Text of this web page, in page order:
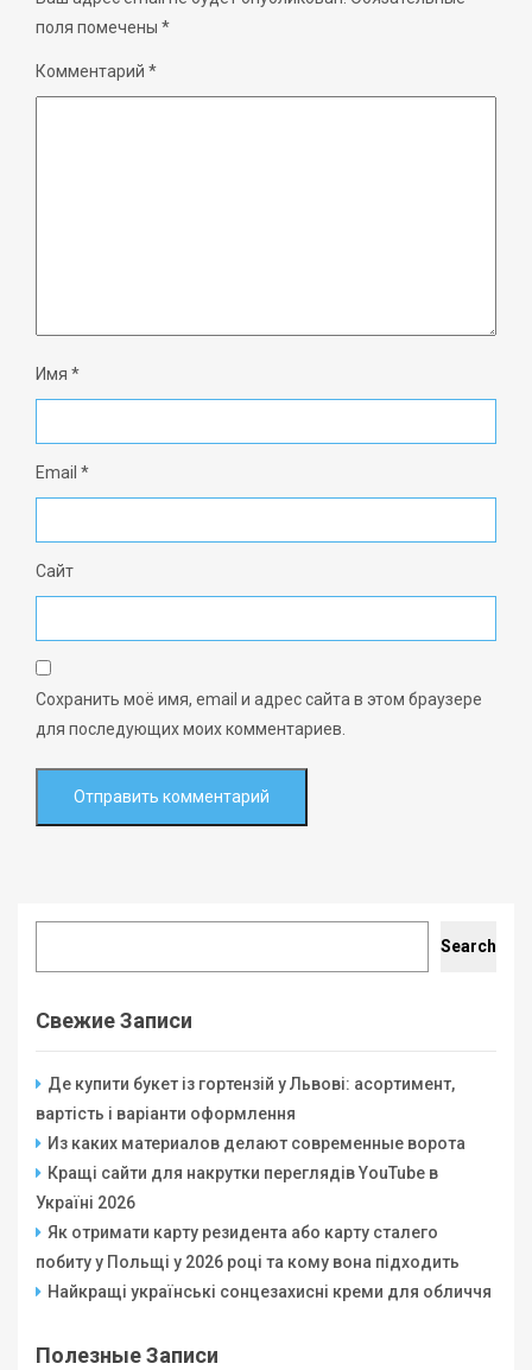
поля помечены *
Комментарий *
Имя *
Email *
Сайт
Сохранить моё имя, email и адрес сайта в этом браузере
для последующих моих комментариев.
Search
Свежие Записи
Де купити букет із гортензій у Львові: асортимент,
вартість і варіанти оформлення
Из каких материалов делают современные ворота
Кращі сайти для накрутки переглядів YouTube в
Україні 2026
Як отримати карту резидента або карту сталего
побиту у Польщі у 2026 році та кому вона підходить
Найкращі українські сонцезахисні креми для обличчя
Полезные Записи